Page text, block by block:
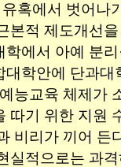
혹에서 벗어나
본적 제도개선
에서 아예 분리
대학안에 단과대
능교육 체제가
따기 위한 지원
비리가 끼어 든
실적으로는 과